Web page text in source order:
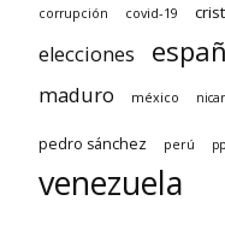
corrupción covid-19
elecciones
maduro méxico
pedro sánchez perú pp
venezuela